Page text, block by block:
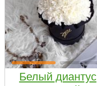
Белый диантус